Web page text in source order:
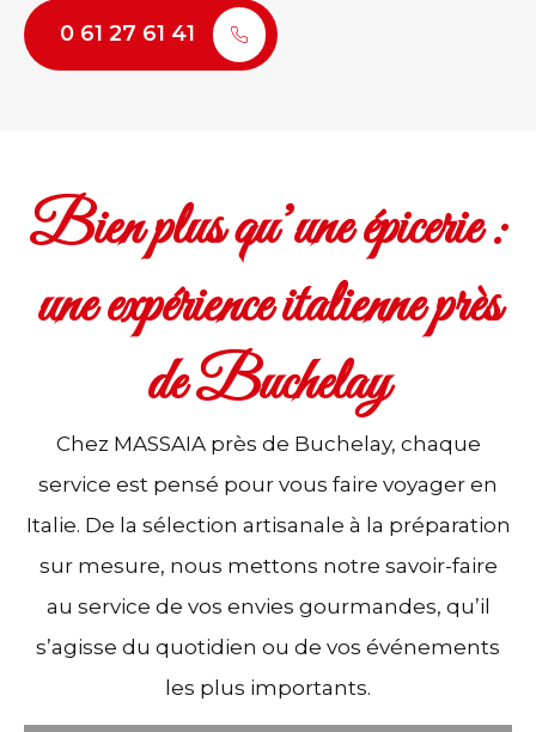
0 61 27 61 41
Bien plus qu’une épicerie :
une expérience italienne près
de Buchelay
Chez MASSAIA près de Buchelay, chaque
service est pensé pour vous faire voyager en
Italie. De la sélection artisanale à la préparation
sur mesure, nous mettons notre savoir-faire
au service de vos envies gourmandes, qu’il
s’agisse du quotidien ou de vos événements
les plus importants.